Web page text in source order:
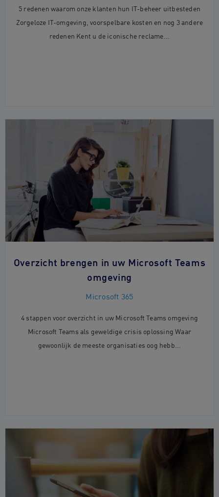
5 redenen waarom onze klanten hun IT-beheer uitbesteden
Zorgeloze IT-omgeving, voorspelbare kosten en nog 3 andere
redenen Kent u de iconische reclame...
Overzicht brengen in uw Microsoft Teams
omgeving
Microsoft 365
4 stappen voor overzicht in uw Microsoft Teams omgeving
Microsoft Teams als geweldige crisis oplossing Waar
gewoonlijk de meeste organisaties oog hebb...